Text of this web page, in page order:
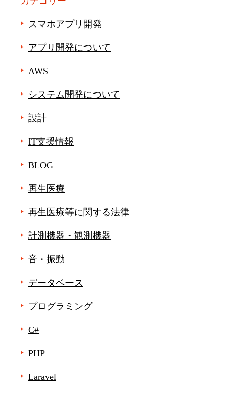
スマホアプリ開発
アプリ開発について
AWS
システム開発について
設計
IT支援情報
BLOG
再生医療
再生医療等に関する法律
計測機器・観測機器
音・振動
データベース
プログラミング
C#
PHP
Laravel